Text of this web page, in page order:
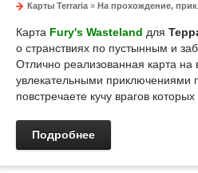
Карты Terraria » На прохождение,
Карта Fury's Wasteland для
о странствиях по пустынным и
Отлично реализованная карта на
увлекательными приключениями
повстречаете кучу врагов
Подробнее